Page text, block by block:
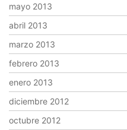
mayo 2013
abril 2013
marzo 2013
febrero 2013
enero 2013
diciembre 2012
octubre 2012